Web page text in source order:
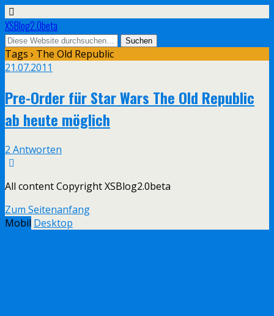
XSBlog2.0beta
Tags › The Old Republic
21.07.2011
Pre-Order für Star Wars The Old Republic
ab heute möglich
2 Antworten
All content Copyright XSBlog2.0beta
Zum Seitenanfang
Mobil Desktop